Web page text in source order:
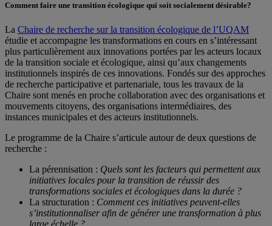
Comment faire une transition écologique qui soit socialement désirable?
La Chaire de recherche sur la transition écologique de l’UQAM
étudie et accompagne les transformations en cours en s’intéressant
plus particulièrement aux innovations portées par les acteurs locaux
de la transition sociale et écologique, ainsi qu’aux changements
institutionnels inspirés de ces innovations. Fondés sur des approches
de recherche participative et partenariale, tous les travaux de la
Chaire sont menés en proche collaboration avec des organisations et
mouvements citoyens, des organisations intermédiaires, des
instances municipales et des acteurs institutionnels.
Le programme de la Chaire s’articule autour de deux questions de
recherche :
La pérennisation : Quels sont les facteurs qui permettent aux
initiatives locales pour la transition de réussir des
transformations sociales et écologiques dans la durée ?
La structuration : Comment ces initiatives peuvent-elles
s’institutionnaliser afin de générer une transformation à plus
large échelle ?